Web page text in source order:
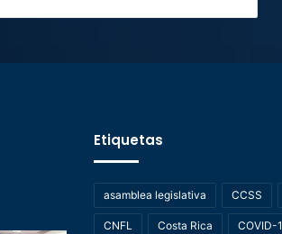
Etiquetas
asamblea legislativa CCSS
CNFL Costa Rica COVID-